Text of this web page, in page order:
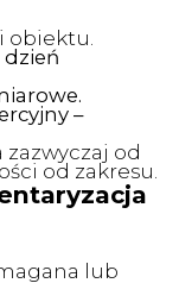
obiektu.
dzień
–
od
od zakresu.
lub